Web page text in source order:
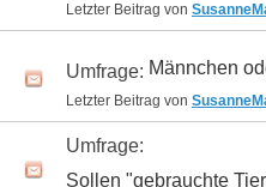
Letzter Beitrag von
Umfrage: Männchen
Letzter Beitrag von
Umfrage:
Sollen "gebrauchte